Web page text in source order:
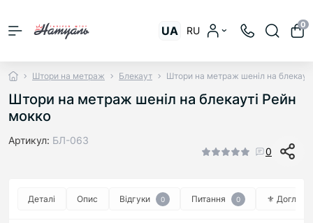
UA RU
0
Штори на метраж Блекаут Штори на метраж шеніл на
Штори на метраж шеніл на блекауті Рейн
мокко
Артикул: БЛ-063
0
Деталі Опис Відгуки 0 Питання 0 ⚜︎ Догляд